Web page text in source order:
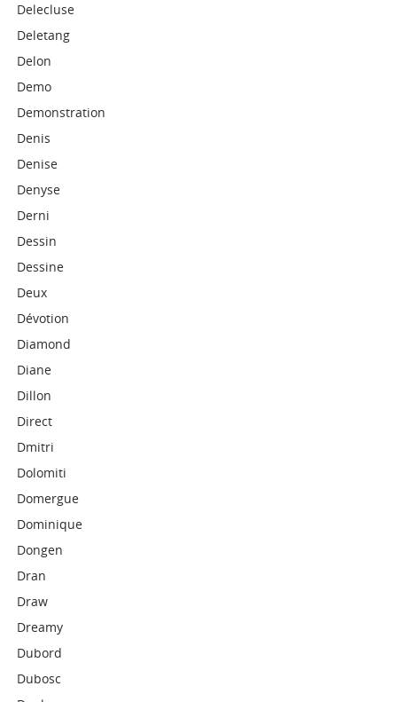
Delecluse
Deletang
Delon
Demo
Demonstration
Denis
Denise
Denyse
Derni
Dessin
Dessine
Deux
Dévotion
Diamond
Diane
Dillon
Direct
Dmitri
Dolomiti
Domergue
Dominique
Dongen
Dran
Draw
Dreamy
Dubord
Dubosc